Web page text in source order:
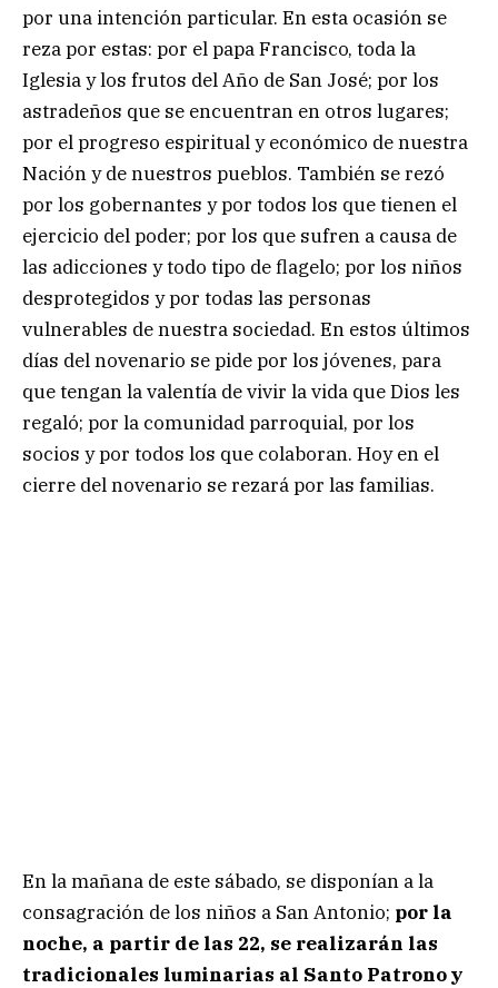
por una intención particular. En esta ocasión se
reza por estas: por el papa Francisco, toda la
Iglesia y los frutos del Año de San José; por los
astradeños que se encuentran en otros lugares;
por el progreso espiritual y económico de nuestra
Nación y de nuestros pueblos. También se rezó
por los gobernantes y por todos los que tienen el
ejercicio del poder; por los que sufren a causa de
las adicciones y todo tipo de flagelo; por los niños
desprotegidos y por todas las personas
vulnerables de nuestra sociedad. En estos últimos
días del novenario se pide por los jóvenes, para
que tengan la valentía de vivir la vida que Dios les
regaló; por la comunidad parroquial, por los
socios y por todos los que colaboran. Hoy en el
cierre del novenario se rezará por las familias.
En la mañana de este sábado, se disponían a la
consagración de los niños a San Antonio; por la
noche, a partir de las 22, se realizarán las
tradicionales luminarias al Santo Patrono y